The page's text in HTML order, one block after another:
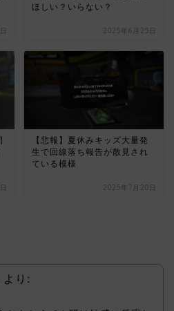
ほしい？いらない？
2025年6月25日
【悲報】夏休みキッズ大量発
生で回線落ち報告が散見され
ている模様
2025年7月20日
より: